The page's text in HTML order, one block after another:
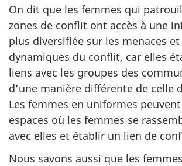
On dit que les femmes qui
zones de conflit ont accès à une
plus diversifiée sur les menaces et
dynamiques du conflit, car elles
liens avec les groupes des
d’une manière différente de celle
Les femmes en uniformes
espaces où les femmes se
avec elles et établir un lien de
Nous savons aussi que les